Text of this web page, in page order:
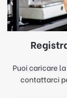
Puoi caricare
contattarci